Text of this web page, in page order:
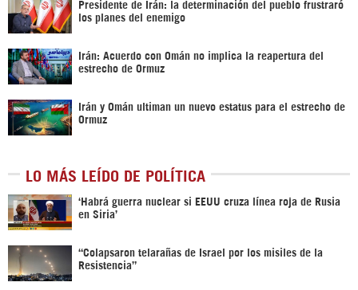
Presidente de Irán: la determinación del pueblo frustraró
los planes del enemigo
Irán: Acuerdo con Omán no implica la reapertura del
estrecho de Ormuz
Irán y Omán ultiman un nuevo estatus para el estrecho de
Ormuz
LO MÁS LEÍDO DE POLÍTICA
‎‘Habrá guerra nuclear si EEUU cruza línea roja de Rusia
en Siria’‎
“Colapsaron telarañas de Israel por los misiles de la
Resistencia”